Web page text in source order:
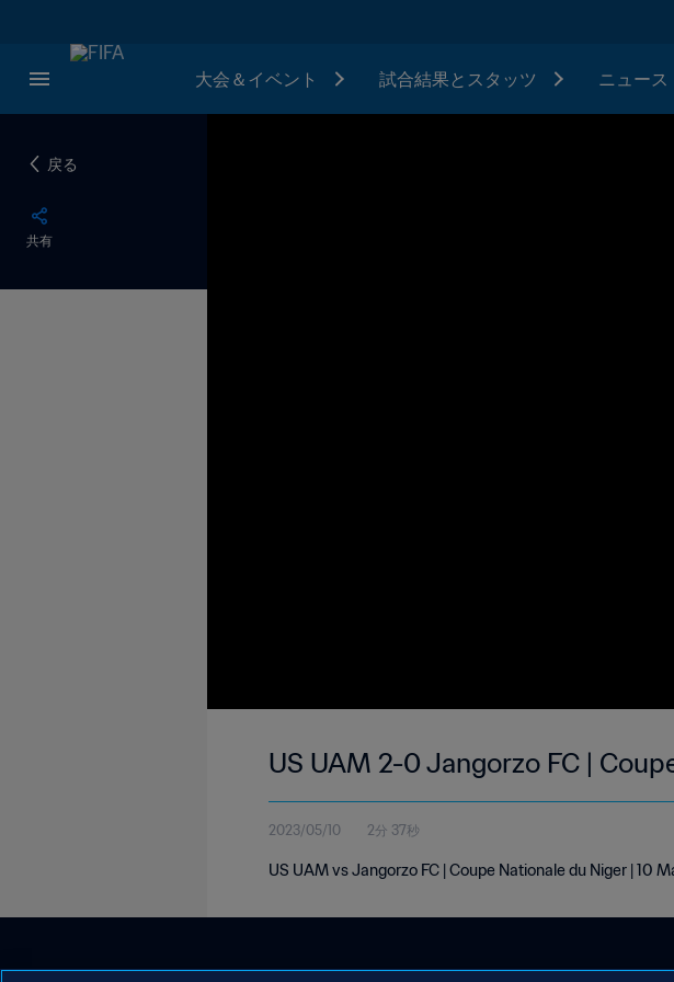
大会＆イベント 試合結果とスタッツ ニュース
戻る
共有
US UAM 2-0 Jangorzo FC |
2023/05/10 2分 37秒
US UAM vs Jangorzo FC | Coupe Nationale du Niger | 10